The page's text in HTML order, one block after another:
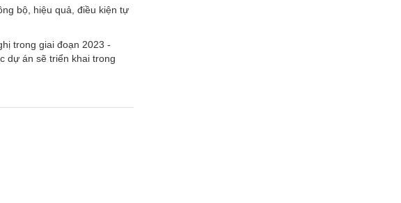
bộ, hiệu quả, điều kiện tự
trong giai đoạn 2023 -
dự án sẽ triển khai trong